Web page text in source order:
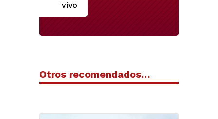
vivo
Otros recomendados…